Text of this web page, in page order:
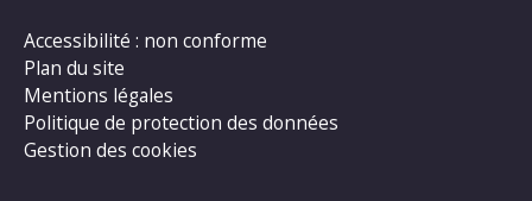
Accessibilité : non conforme
Plan du site
Mentions légales
Politique de protection des données
Gestion des cookies